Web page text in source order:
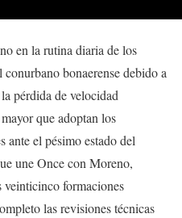
en la rutina diaria de los
bonaerense debido a
pérdida de velocidad
que adoptan los
ante el pésimo estado del
une Once con Moreno,
veinticinco formaciones
las revisiones técnicas